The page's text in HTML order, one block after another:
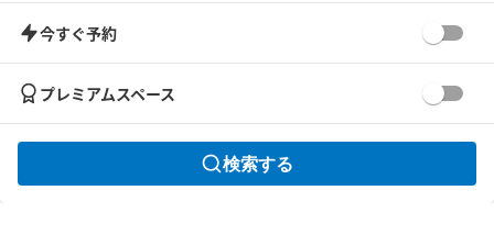
今すぐ予約
プレミアムスペース
検索する